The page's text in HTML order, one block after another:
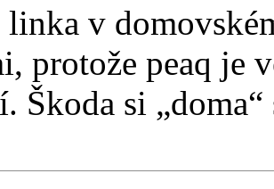
v
protože peaq je
Škoda si